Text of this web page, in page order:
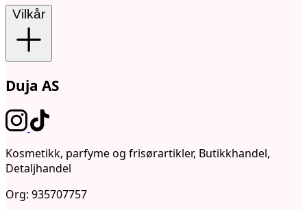
Vilkår
Duja AS
Kosmetikk, parfyme og frisørartikler, Butikkhandel,
Detaljhandel
Org: 935707757